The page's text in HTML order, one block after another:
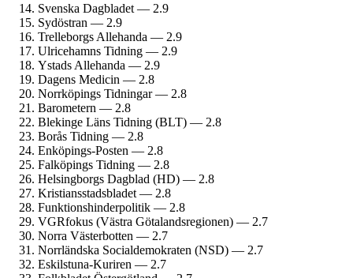
Svenska Dagbladet — 2.9
Sydöstran — 2.9
Trelleborgs Allehanda — 2.9
Ulricehamns Tidning — 2.9
Ystads Allehanda — 2.9
Dagens Medicin — 2.8
Norrköpings Tidningar — 2.8
Barometern — 2.8
Blekinge Läns Tidning (BLT) — 2.8
Borås Tidning — 2.8
Enköpings-Posten — 2.8
Falköpings Tidning — 2.8
Helsingborgs Dagblad (HD) — 2.8
Kristiansstadsbladet — 2.8
Funktionshinder­politik — 2.8
VGRfokus (Västra Götalands­regionen) — 2.7
Norra Västerbotten — 2.7
Norrländska Social­demokraten (NSD) — 2.7
Eskilstuna-Kuriren — 2.7